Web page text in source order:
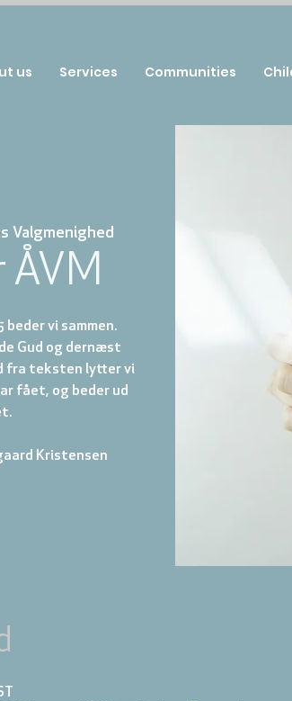
Valgmenighed
ÅVM
beder vi sammen.
Gud og dernæst
fra teksten lytter vi
fået, og beder ud
Kristensen
us Services Communities